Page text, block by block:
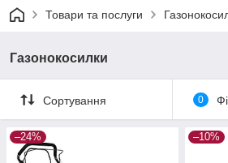
Товари та послуги
Газонокосилки
Сортування 0
–24% –10%